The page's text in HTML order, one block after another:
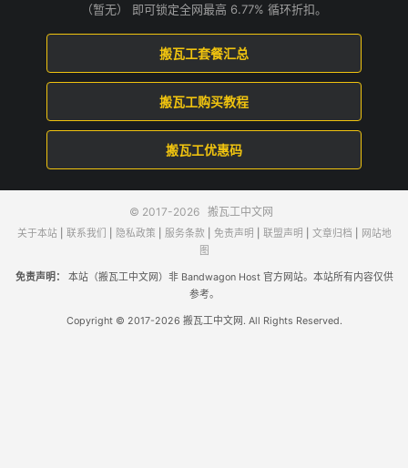
（暂无） 即可锁定全网最高 6.77% 循环折扣。
搬瓦工套餐汇总
搬瓦工购买教程
搬瓦工优惠码
© 2017-2026 搬瓦工中文网
关于本站| 联系我们 隐私政策 服务条款 免责声明 联盟声明 文章归档
网站地
图
免责声明：
本站（搬瓦工中文网）非 Bandwagon Host 官方网站。本站所有内容仅供
参考。
Copyright © 2017-2026 搬瓦工中文网. All Rights Reserved.